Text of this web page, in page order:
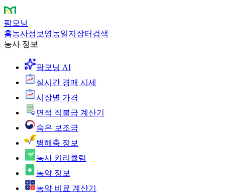
팜모닝
홈농사정보 영농일지 장터 검색
농사 정보
팜모닝 AI
실시간 경매 시세
시장별 가격
면적 직불금 계산기
숨은 보조금
병해충 정보
농사 커리큘럼
농약 정보
농약 비료 계산기